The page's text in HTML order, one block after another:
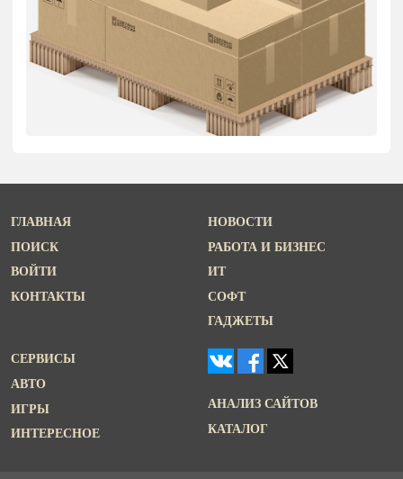
ГЛАВНАЯ
ПОИСК
ВОЙТИ
КОНТАКТЫ
НОВОСТИ
РАБОТА И БИЗНЕС
ИТ
СОФТ
ГАДЖЕТЫ
СЕРВИСЫ
АВТО
ИГРЫ
ИНТЕРЕСНОЕ
АНАЛИЗ САЙТОВ
КАТАЛОГ